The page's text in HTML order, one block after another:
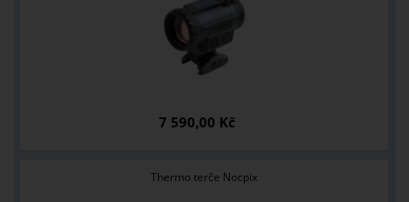
7 590,00 Kč
Thermo terče Nocpix